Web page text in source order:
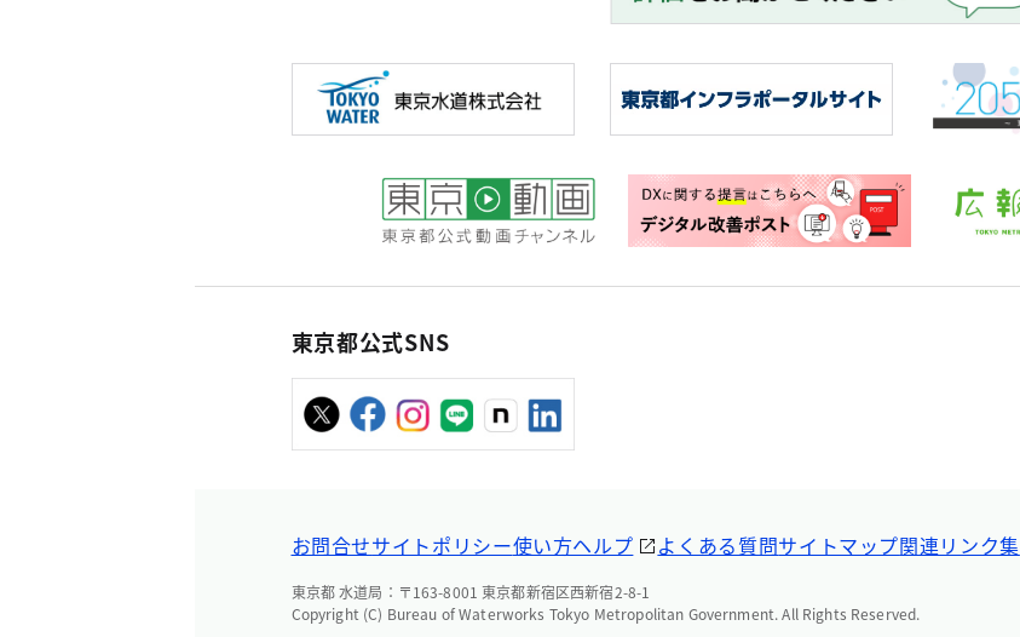
東京都公式SNS
お問合せサイトポリシー使い方ヘルプ よくある質問サイトマップ関連リンク集
東京都 水道局：〒163-8001 東京都新宿区西新宿2-8-1
Copyright (C) Bureau of Waterworks Tokyo Metropolitan Government. All Rights Reserved.